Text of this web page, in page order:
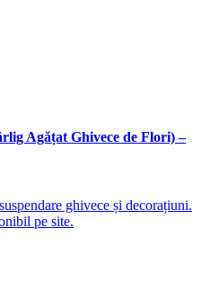
Agățat Ghivece de Flori) –
ghivece și decorațiuni.
pe site.